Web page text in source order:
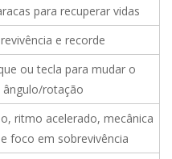
para recuperar vidas
e recorde
ou tecla para mudar o
ângulo/rotação
ritmo acelerado, mecânica
foco em sobrevivência